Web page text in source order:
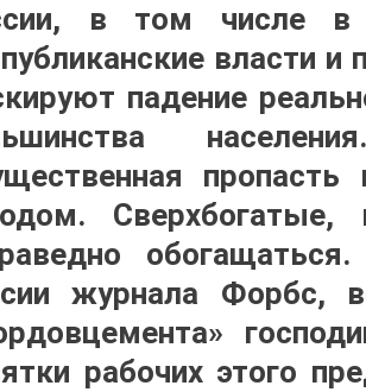
в том числе в
власти
падение
журнала Форбс,
рабочих этого